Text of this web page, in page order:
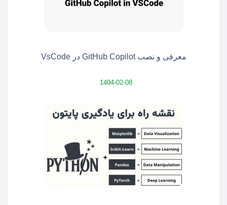
معرفی و نصب GitHub Copilot در VsCode
1404-02-08